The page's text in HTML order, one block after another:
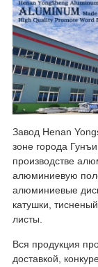
Завод Henan
зоне города
производстве
алюминиевую
алюминиевые
катушки,
листы.
Вся продукция
доставкой,